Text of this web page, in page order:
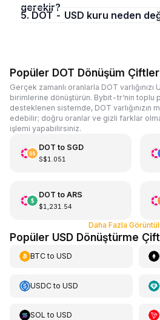
gerekir?
5. DOT - USD kuru neden
Popüler DOT Dönüşüm
Gerçek zamanlı oranlarla DOT
birimlerine dönüştürün. Bybit-tr‘nin toplu
desteklenen sistemde, DOT varlığınızın
edebilir; doğru oranlar ve gizli farklar
işlemi yapabilirsiniz.
DOT to SGD
S$1.051
DOT to ARS
$1,231.54
Daha Fazla
Popüler USD Dönüştürme
BTCto USD
USDCto USD
SOL to USD